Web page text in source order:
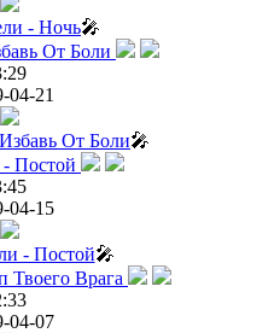
- Ночь🎤
04-21
От Боли🎤
04-15
- Постой🎤
04-07